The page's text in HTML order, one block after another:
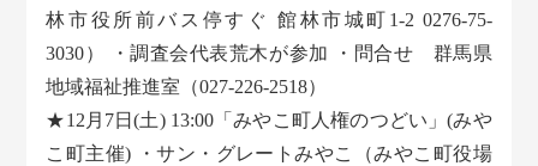
林市役所前バス停すぐ 館林市城町1-2 0276-75-
3030） ・調査会代表荒木が参加 ・問合せ 群馬県
地域福祉推進室（027-226-2518）
★12月7日(土) 13:00「みやこ町人権のつどい」(みや
こ町主催) ・サン・グレートみやこ（みやこ町役場